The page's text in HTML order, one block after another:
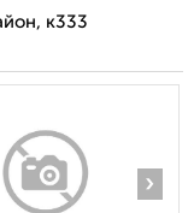
к333
›